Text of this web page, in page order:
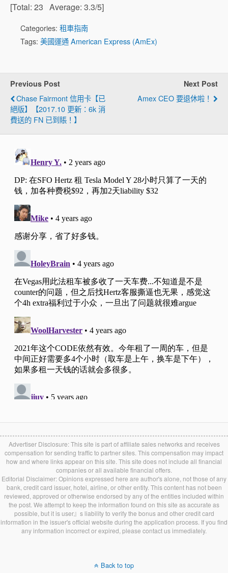
[Total: 23 Average: 3.3/5]
Categories: 租車指南
Tags: 美國運通 American Express (AmEx)
Previous Post
Chase Fairmont 信用卡【已
絕版】【2017.10 更新：6k 消
費送的 FN 已到賬！】
Next Post
Amex CEO 要退休啦！
Advertiser Disclosure: This site is part of affiliate sales networks and receives
compensation for sending traffic to partner sites. This compensation may impact
how and where links appear on this site. This site does not include all financial
companies or all available financial offers.
Editorial Disclaimer: Opinions expressed here are author's alone, not those of any
bank, credit card issuer, hotel, airline, or other entity. This content has not been
reviewed, approved or otherwise endorsed by any of the entities included within
the post. We attempt to keep the information found on this site as accurate as
possible, but it is user』s liability to verify the bonus and other credit card
information in the issuer's official website during the application process. If you find
any information incorrect or expired, please contact us immediately.
Back to top